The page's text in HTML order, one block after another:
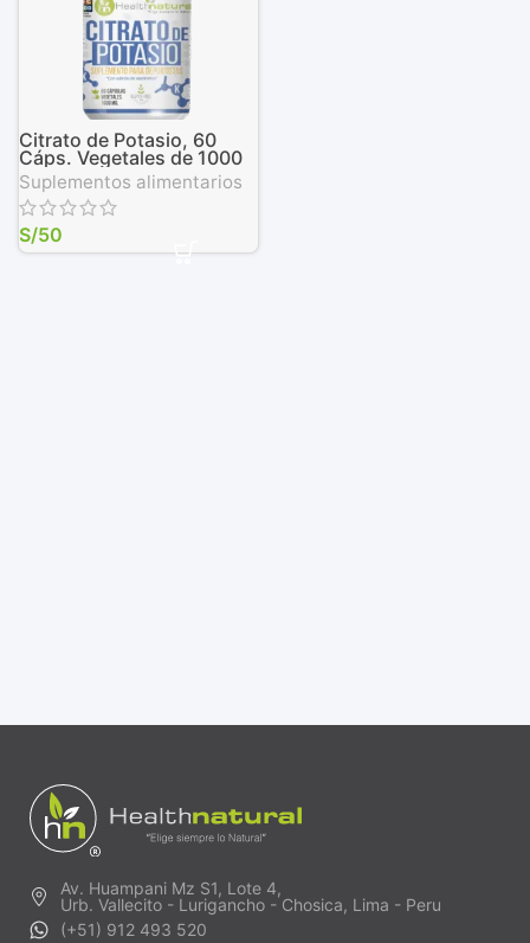
Citrato de Potasio, 60
Cáps. Vegetales de 1000
mg
Suplementos alimentarios
S/50
Av. Huampani Mz S1, Lote 4,
Urb. Vallecito - Lurigancho - Chosica, Lima - Peru
(+51) 912 493 520